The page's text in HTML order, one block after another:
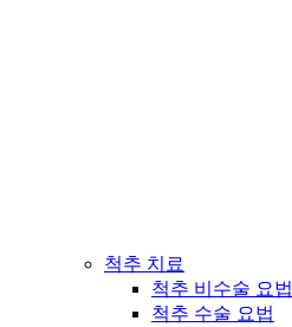
척추 치료
척추 비수술 요법
척추 수술 요법